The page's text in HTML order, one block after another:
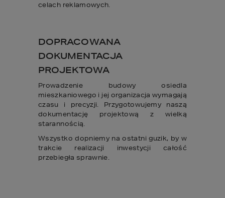
celach reklamowych.
DOPRACOWANA
DOKUMENTACJA
PROJEKTOWA
Prowadzenie budowy osiedla
mieszkaniowego i jej organizacja wymagają
czasu i precyzji. Przygotowujemy naszą
dokumentację projektową z wielką
starannością.
Wszystko dopniemy na ostatni guzik, by w
trakcie realizacji inwestycji całość
przebiegła sprawnie.